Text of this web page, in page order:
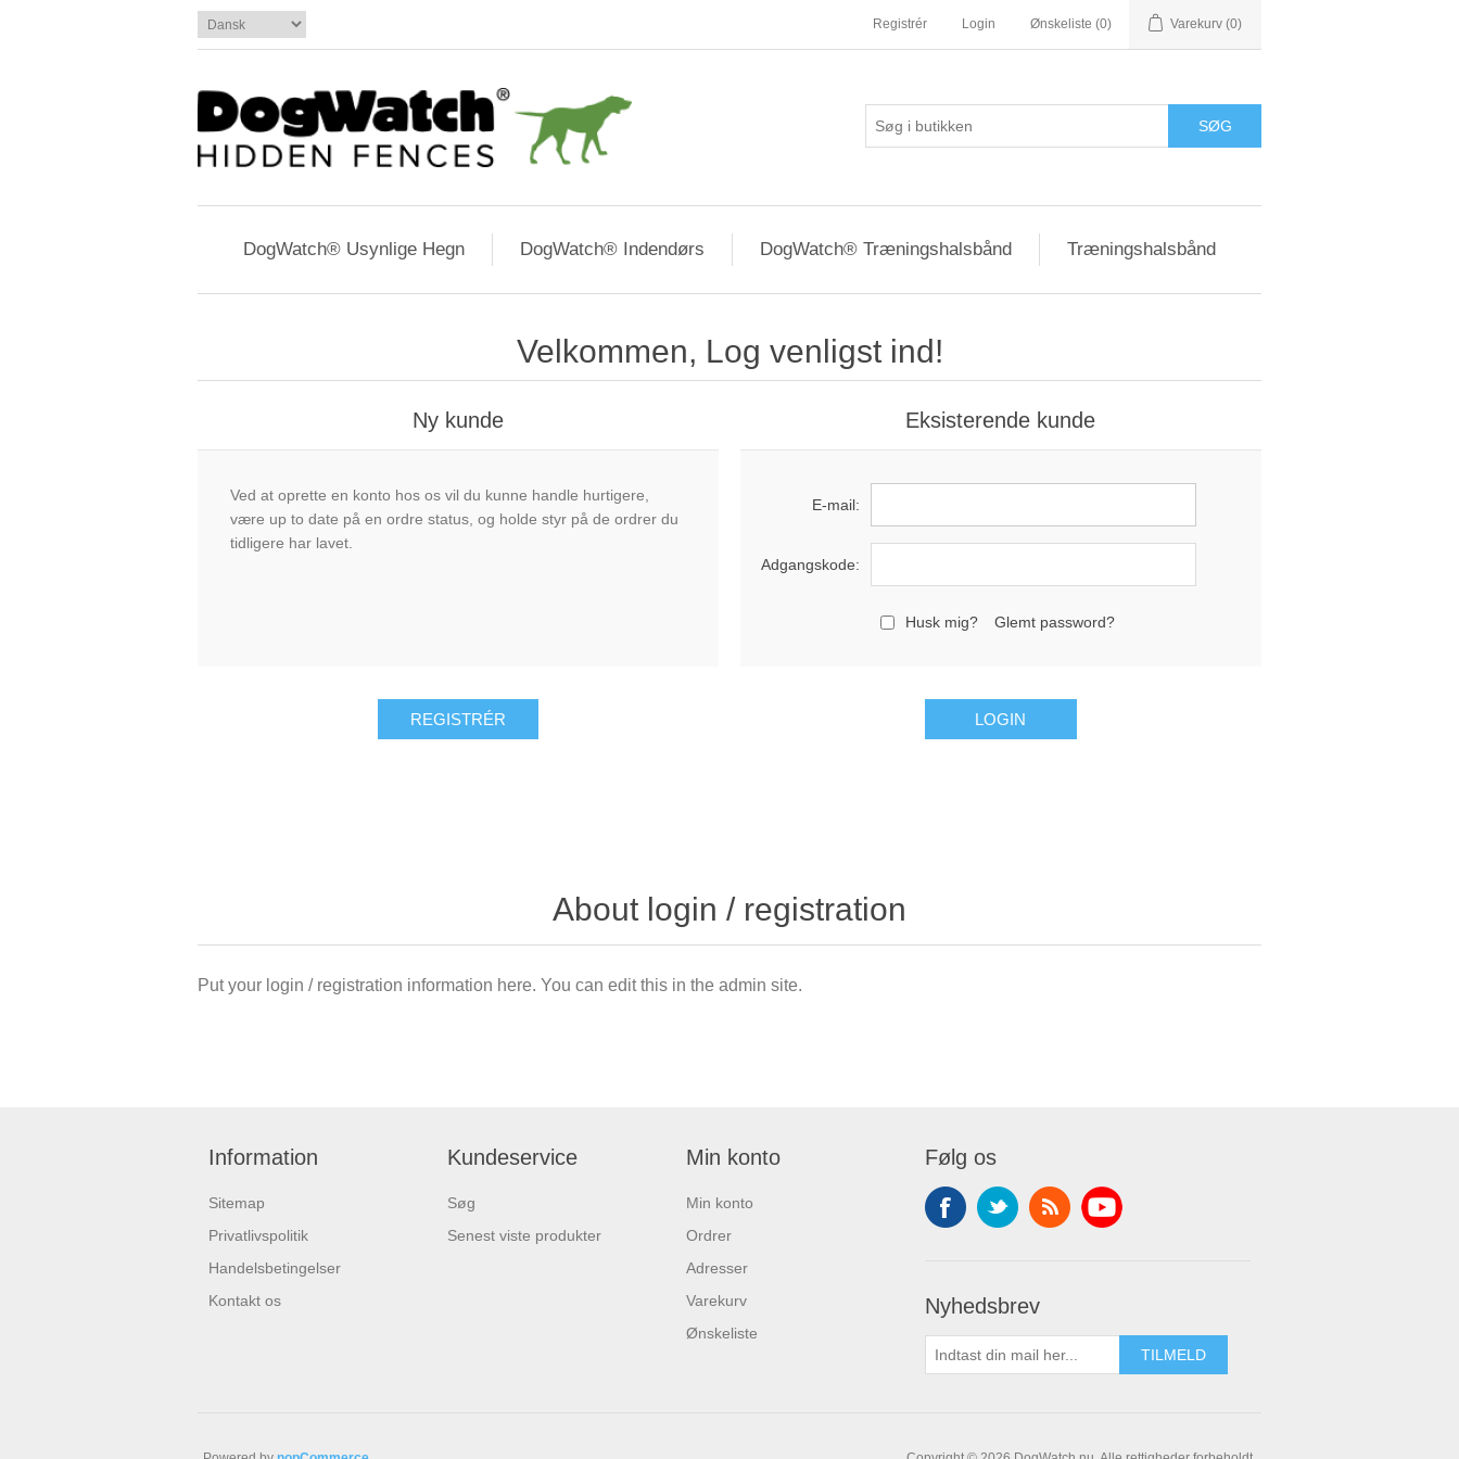
Registrér Login Ønskeliste (0) Varekurv (0)
DogWatch® Usynlige Hegn DogWatch® Indendørs DogWatch® Træningshalsbånd Træningshalsbånd
Velkommen, Log venligst ind!
Ny kunde
Ved at oprette en konto hos os vil du kunne handle hurtigere,
være up to date på en ordre status, og holde styr på de ordrer du
tidligere har lavet.
Eksisterende kunde
E-mail:
Adgangskode:
Husk mig? Glemt password?
About login / registration
Put your login / registration information here. You can edit this in the admin site.
Information
Sitemap
Privatlivspolitik
Handelsbetingelser
Kontakt os
Kundeservice
Søg
Senest viste produkter
Min konto
Min konto
Ordrer
Adresser
Varekurv
Ønskeliste
Følg os
Nyhedsbrev